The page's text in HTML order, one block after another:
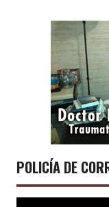
POLICÍA DE